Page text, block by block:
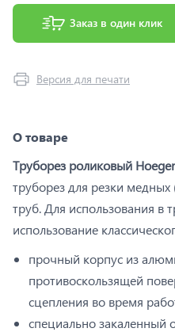
Заказ в один клик
Версия для печати
О товаре
Труборез роликовый
труборез для резки
труб. Для использования в
использование
прочный корпус из
противоскользящей
сцепления во время
специально закаленный